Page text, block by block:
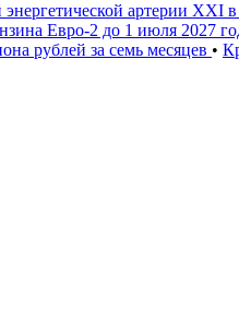
артерии XXI в
Евро-2 до 1 июля 2027
рублей за семь месяцев •